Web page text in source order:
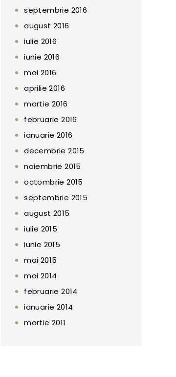
septembrie 2016
august 2016
iulie 2016
iunie 2016
mai 2016
aprilie 2016
martie 2016
februarie 2016
ianuarie 2016
decembrie 2015
noiembrie 2015
octombrie 2015
septembrie 2015
august 2015
iulie 2015
iunie 2015
mai 2015
mai 2014
februarie 2014
ianuarie 2014
martie 2011